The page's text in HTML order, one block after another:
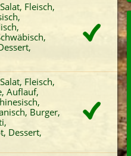
Fleisch,
Fleisch,
Auflauf,
Burger,
Dessert,